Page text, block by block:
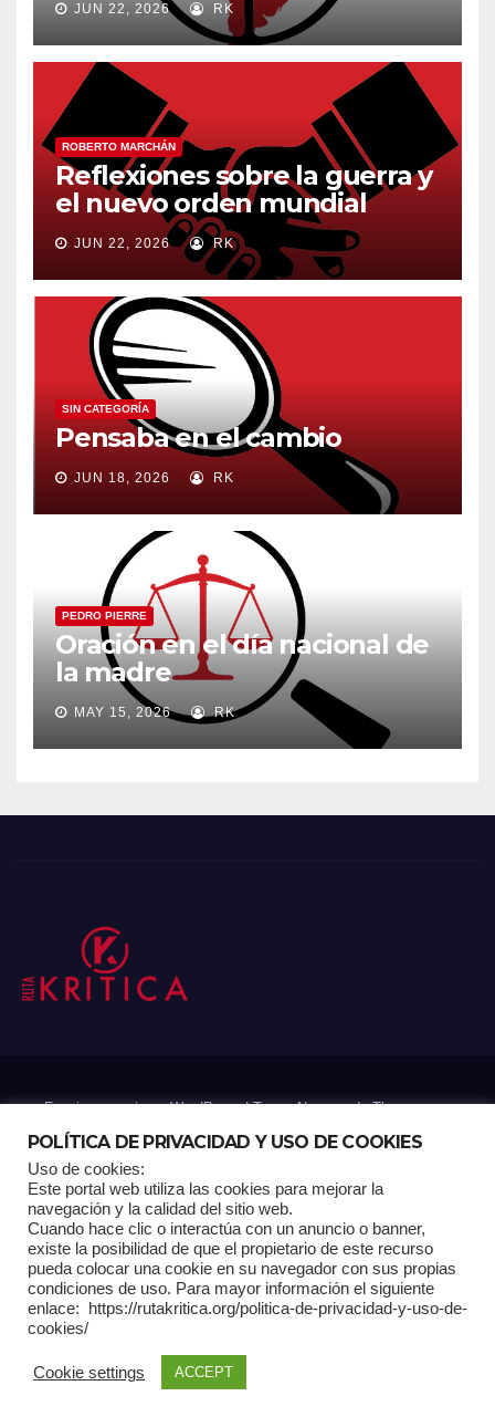
JUN 22, 2026 RK
ROBERTO MARCHÁN
Reflexiones sobre la guerra y
el nuevo orden mundial
JUN 22, 2026 RK
SIN CATEGORÍA
Pensaba en el cambio
JUN 18, 2026 RK
PEDRO PIERRE
Oración en el día nacional de
la madre
MAY 15, 2026 RK
Funciona gracias a WordPress|Tema: Newsup deThemeansar
Home Análisis Carrito RK Contactos Documental Gracias !
Multimedia Página de ejemplo Pagina Principal Pago
POLÍTICA DE PRIVACIDAD Y USO DE COOKIES
Uso de cookies:
Este portal web utiliza las cookies para mejorar la
navegación y la calidad del sitio web.
Cuando hace clic o interactúa con un anuncio o banner,
existe la posibilidad de que el propietario de este recurso
pueda colocar una cookie en su navegador con sus propias
condiciones de uso. Para mayor información el siguiente
enlace: https://rutakritica.org/politica-de-privacidad-y-uso-de-
cookies/
Cookie settings ACCEPT